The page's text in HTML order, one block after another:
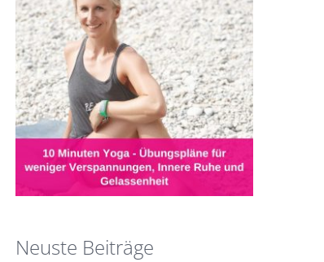
Neuste Beiträge